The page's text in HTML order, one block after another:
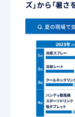
ズ」から「暑